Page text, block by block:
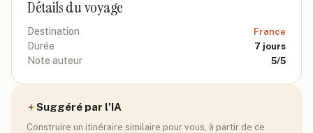
Détails du voyage
Destination France
Durée 7 jours
Note auteur 5/5
Suggéré par l'IA
Construire un itinéraire similaire pour vous, à partir de ce